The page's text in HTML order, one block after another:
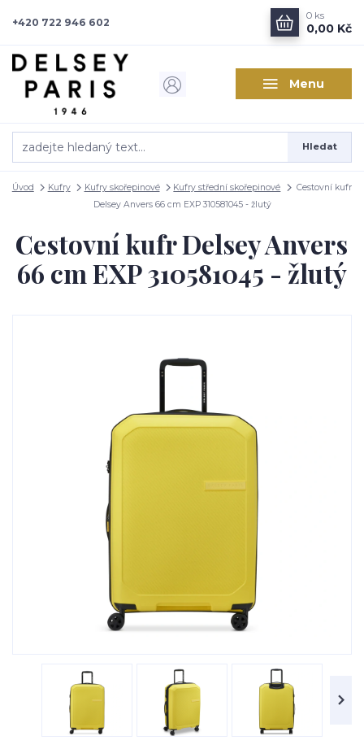
Menu
Hledat
+420 722 946 602
0 ks
0,00 Kč
Úvod Kufry Kufry skořepinové Kufry střední skořepinové
Cestovní kufr
Delsey Anvers 66 cm EXP 310581045 - žlutý
Cestovní kufr Delsey Anvers
66 cm EXP 310581045 - žlutý